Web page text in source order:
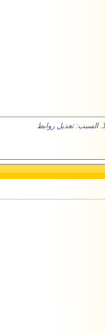
. السبب: تعديل روابط